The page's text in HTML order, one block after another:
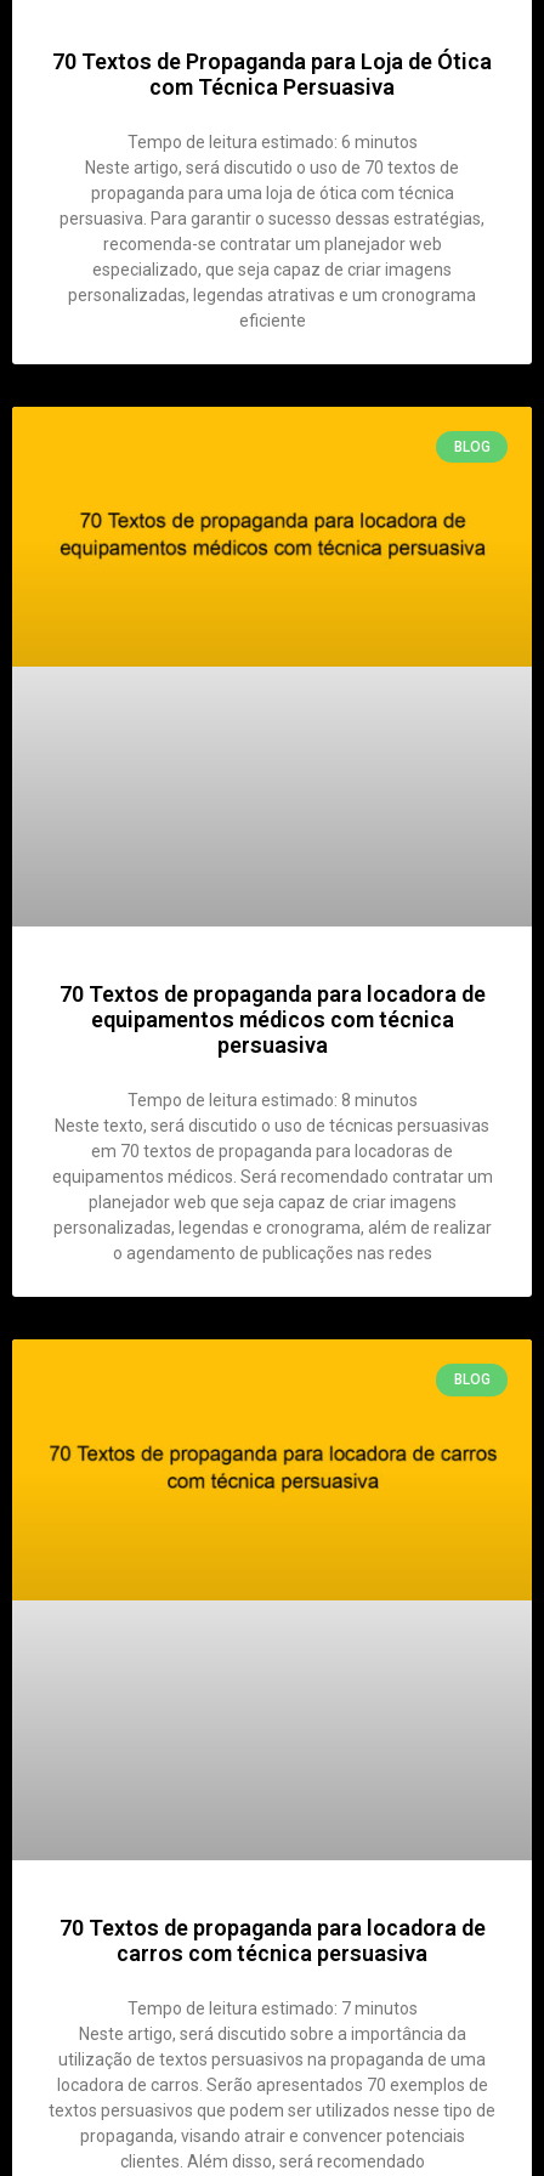
70 Textos de Propaganda para Loja de Ótica
com Técnica Persuasiva
Tempo de leitura estimado: 6 minutos
Neste artigo, será discutido o uso de 70 textos de
propaganda para uma loja de ótica com técnica
persuasiva. Para garantir o sucesso dessas estratégias,
recomenda-se contratar um planejador web
especializado, que seja capaz de criar imagens
personalizadas, legendas atrativas e um cronograma
eficiente
BLOG
70 Textos de propaganda para locadora de
equipamentos médicos com técnica
persuasiva
Tempo de leitura estimado: 8 minutos
Neste texto, será discutido o uso de técnicas persuasivas
em 70 textos de propaganda para locadoras de
equipamentos médicos. Será recomendado contratar um
planejador web que seja capaz de criar imagens
personalizadas, legendas e cronograma, além de realizar
o agendamento de publicações nas redes
BLOG
70 Textos de propaganda para locadora de
carros com técnica persuasiva
Tempo de leitura estimado: 7 minutos
Neste artigo, será discutido sobre a importância da
utilização de textos persuasivos na propaganda de uma
locadora de carros. Serão apresentados 70 exemplos de
textos persuasivos que podem ser utilizados nesse tipo de
propaganda, visando atrair e convencer potenciais
clientes. Além disso, será recomendado